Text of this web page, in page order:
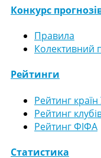
Конкурс
Правила
Колективний
Рейтинги
Рейтинг
Рейтинг
Рейтинг ФІФА
Статистика